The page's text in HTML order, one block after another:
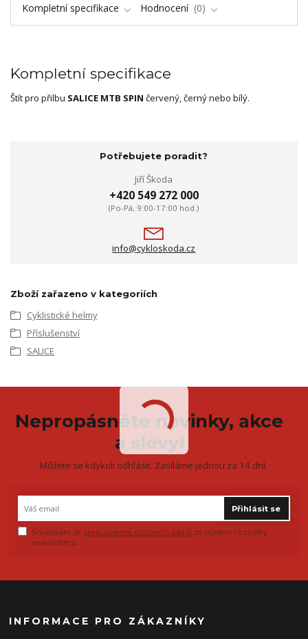
Kompletní specifikace Hodnocení 0
Kompletní specifikace
Štít pro přilbu SALICE MTB SPIN červený, černý nebo bílý.
Potřebujete poradit?
Jiří Škoda
+420 549 272 000
(Po-Pá, 9:00-17:00 hod.)
info@cykloskoda.cz
Zboží zařazeno v kategoriích
Cyklistické helmy
Příslušenství
SALICE
Nepropásněte novinky, akce
a slevy!
Můžete se kdykoli odhlásit. Zasíláme jednou za 14 dní.
Přihlásit se
Souhlasím se zpracováním osobních údajů za účelem rozesílky
newsletteru.
INFORMACE PRO ZÁKAZNÍKY